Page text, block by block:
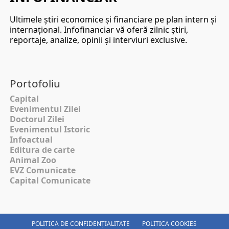
Ultimele ştiri economice şi financiare pe plan intern şi
internaţional. Infofinanciar vă oferă zilnic ştiri,
reportaje, analize, opinii şi interviuri exclusive.
Portofoliu
Capital
Evenimentul Zilei
Doctorul Zilei
Evenimentul Istoric
Infoactual
Editura de carte
Animal Zoo
EVZ Comunicate
Capital Comunicate
POLITICA DE CONFIDENȚIALITATE POLITICA COOKIES